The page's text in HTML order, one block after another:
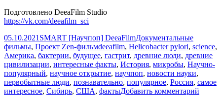
Подготовлено DeeaFilm Studio
https://vk.com/deeafilm_sci
Опубликовано
05.10.2021 Автор
SMART [Научпоп] DeeaFilmРубрики
Документальные
фильмы, Проект Zen-фильмМетки
deeafilm, Helicobacter pylori, science,
Америка, бактерии, будущее, гастрит, древние люди, древние
цивилизации, интересные факты, История, микробы, Научно-
популярный, научное открытие, научпоп, новости науки,
первобытные люди, познавательно, популярное, Россия, самое
интересное, Сибирь, США, фактыДобавить комментарий